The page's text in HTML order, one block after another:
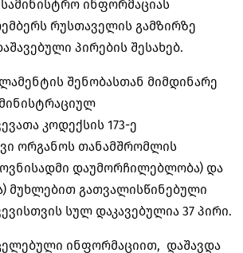
სამინისტრო ინფორმაციას
რუსთაველის გამზირზე
პირების შესახებ.
შენობასთან მიმდინარე
კოდექსის 173-ე
ორგანოს თანამშრომლის
დაუმორჩილებლობა) და
მუხლებით გათვალისწინებული
სულ დაკავებულია 37 პირი.
ინფორმაციით, დაშავდა